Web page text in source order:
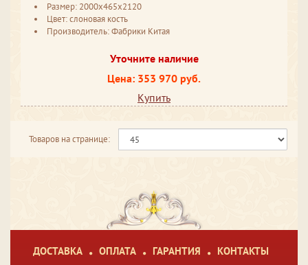
Размер: 2000x465x2120
Цвет: слоновая кость
Производитель: Фабрики Китая
Уточните наличие
Цена: 353 970 руб.
Купить
Товаров на странице:
ДОСТАВКА ОПЛАТА ГАРАНТИЯ КОНТАКТЫ